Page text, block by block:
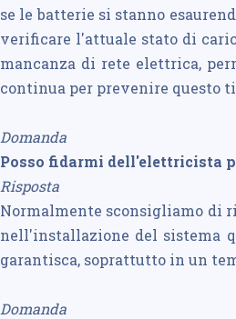
se le batterie si stanno
verificare l'attuale stato di
mancanza di rete elettrica,
continua per prevenire questo
Domanda
Posso fidarmi dell'elettricista
Risposta
Normalmente sconsigliamo di
nell'installazione del sistema
garantisca, soprattutto in un
Domanda